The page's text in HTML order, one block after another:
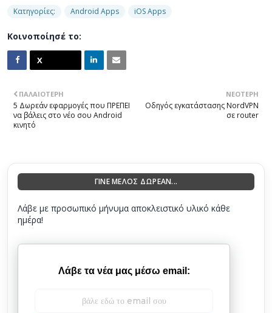
Κατηγορίες: Android Apps iOS Apps
Κοινοποίησέ το:
ΝΕΌΤΕΡΗ
Οδηγός εγκατάστασης NordVPN
σε router
ΠΑΛΑΙΌΤΕΡΗ
5 Δωρεάν εφαρμογές που ΠΡΕΠΕΙ
να βάλεις στο νέο σου Android
κινητό
ΓΙΝΕ ΜΕΛΟΣ ΔΩΡΕΑΝ...
Λάβε με προσωπικό μήνυμα αποκλειστικό υλικό κάθε
ημέρα!
Λάβε τα νέα μας μέσω email: